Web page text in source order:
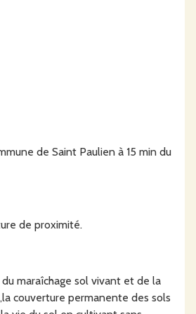
de Saint Paulien à 15 min du
de proximité.
maraîchage sol vivant et de la
couverture permanente des sols